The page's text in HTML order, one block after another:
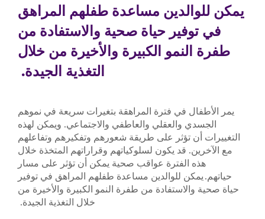
يمكن للوالدين مساعدة طفلهم المراهق
في توفير حياة صحية والاستفادة من
طفرة النمو الكبيرة والأخيرة من خلال
التغذية الجيدة.
يمر الأطفال في فترة المراهقة بتغيرات سريعة في نموهم
الجسدي والعقلي والعاطفي والاجتماعي. ويمكن لهذه
التغييرات أن تؤثر على طريقة شعورهم وتفكيرهم وتفاعلهم
مع الآخرين. قد يكون لسلوكياتهم وقراراتهم المتخذة خلال
هذه الفترة عواقب صحية يمكن أن تؤثر على مسار
حياتهم. يمكن للوالدين مساعدة طفلهم المراهق في توفير
حياة صحية والاستفادة من طفرة النمو الكبيرة والأخيرة من
خلال التغذية الجيدة.